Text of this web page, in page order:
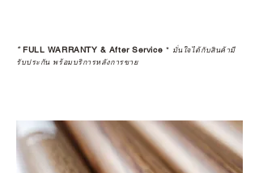
*FULL WARRANTY & After Service * มั่นใจได้กับสินค้ามี
รับประกัน พร้อมบริการหลังการขาย